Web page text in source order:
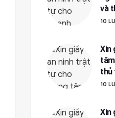
và
10
Xin
thủ
10
Xin